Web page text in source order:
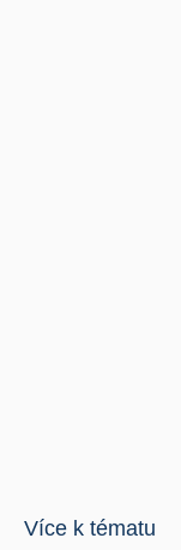
Více k tématu